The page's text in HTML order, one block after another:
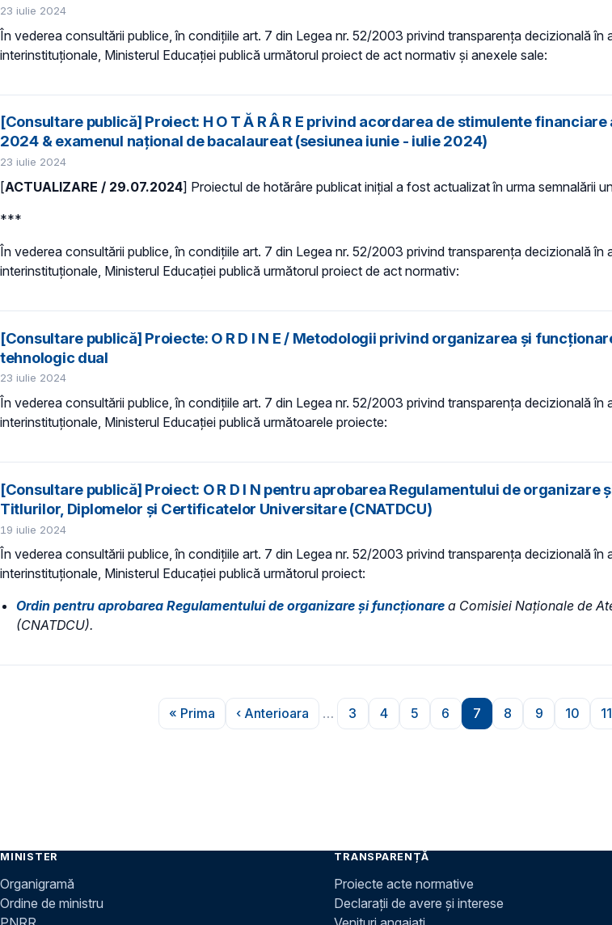
23 iulie 2024
În vederea consultării publice, în condiţiile art. 7 din Legea nr. 52/2003 privind transparenţa decizională în
interinstituționale, Ministerul Educaţiei publică următorul proiect de act normativ și anexele sale:
[Consultare publică] Proiect: H O T Ă R Â R E privind acordarea de stimulente
2024 & examenul național de bacalaureat (sesiunea iunie - iulie 2024)
23 iulie 2024
[ACTUALIZARE / 29.07.2024] Proiectul de hotărâre publicat inițial a fost actualizat în urma semnalării
***
În vederea consultării publice, în condiţiile art. 7 din Legea nr. 52/2003 privind transparenţa decizională în
interinstituționale, Ministerul Educaţiei publică următorul proiect de act normativ:
[Consultare publică] Proiecte: O R D I N E / Metodologii privind organizarea și
tehnologic dual
23 iulie 2024
În vederea consultării publice, în condiţiile art. 7 din Legea nr. 52/2003 privind transparenţa decizională în
interinstituționale, Ministerul Educaţiei publică următoarele proiecte:
[Consultare publică] Proiect: O R D I N pentru aprobarea Regulamentului de
Titlurilor, Diplomelor şi Certificatelor Universitare (CNATDCU)
19 iulie 2024
În vederea consultării publice, în condiţiile art. 7 din Legea nr. 52/2003 privind transparenţa decizională în
interinstituționale, Ministerul Educaţiei publică următorul proiect:
Ordin pentru aprobarea Regulamentului de organizare şi funcţionare a Comisiei Naţionale de
(CNATDCU).
Prima pagină
« Prima
Pagina anterioară
‹ Anterioara …
Pagina
3
Pagina
4
Pagina
5
Pagina
6
Pagina
7
Pagina
8
Pagina
9
Pagina
10 11
MINISTER
Organigramă
Ordine de ministru
TRANSPARENȚĂ
Proiecte acte normative
Declarații de avere și interese